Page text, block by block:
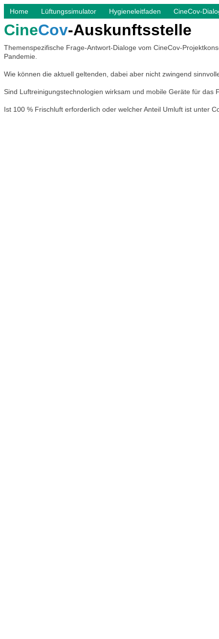
CineCov-Auskunftsstelle
Home Lüftungssimulator Hygieneleitfaden CineCov-
Themenspezifische Frage-Antwort-Dialoge vom CineCov-
Pandemie.
Wie können die aktuell geltenden, dabei aber nicht zwingend
Sind Luftreinigungstechnologien wirksam und mobile Geräte für das
Ist 100 % Frischluft erforderlich oder welcher Anteil Umluft ist unter